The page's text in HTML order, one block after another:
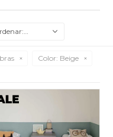
Recomendados
Color: Beige